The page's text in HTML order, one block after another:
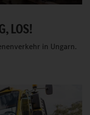
LOS!
in Ungarn.